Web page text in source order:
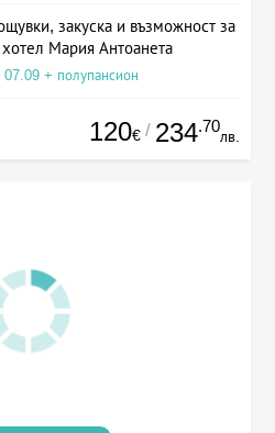
закуска и възможност за
Мария Антоанета
+ полупансион
120€ / 234.70
лв.